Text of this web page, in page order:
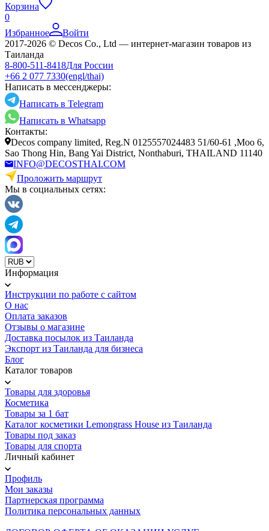
Корзина
0
Избранное
Войти
2017-2026 © Decos Co., Ltd — интернет-магазин товаров из
Таиланда
8-800-511-8418Для России
+66 2 077 7330(engl/thai)
Написать в мессенджеры:
Написать в Telegram
Написать в Whatsapp
Контакты:
Decos company limited, Reg.N 0125557024483 51/60-61 ,Moo 6,
Sao Thong Hin, Bang Yai District, Nonthaburi, THAILAND 11140
INFO@DECOSTHAI.COM
Проложить маршрут
Мы в социальных сетях:
Информация
Инструкции по работе с сайтом
О нас
Оплата заказов
Отзывы о магазине
Доставка посылок из Таиланда
Экспорт из Таиланда для бизнеса
Блог
Каталог товаров
Товары для здоровья
Косметика
Товары за 1 бат
Каталог косметики Lemongrass House из Таиланда
Товары под заказ
Товары для спорта
Личный кабинет
Профиль
Мои заказы
Партнерская программа
Политика персональных данных